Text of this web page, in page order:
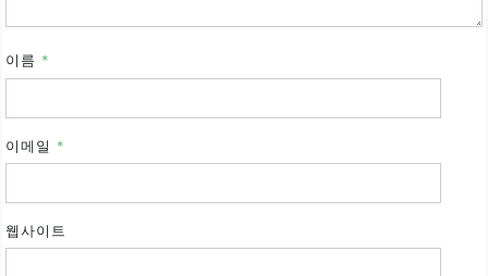
이름 *
이메일 *
웹사이트